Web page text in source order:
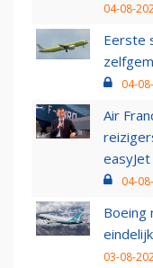
04-08-
Eerste
04-
Air
easyJet
04-
Boeing
03-08-